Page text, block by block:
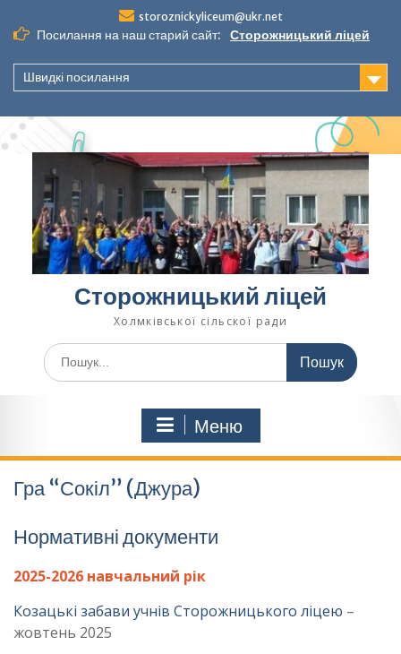
до
вмісту
storoznickyliceum@ukr.net
Посилання на наш старий сайт: Сторожницький ліцей
Швидкі посилання
Сторожницький ліцей
Холмківської сільскої ради
Шукати:
Меню
Гра “Сокіл” (Джура)
Нормативні документи
2025-2026 навчальний рік
Козацькі забави учнів Сторожницького ліцею –
жовтень 2025